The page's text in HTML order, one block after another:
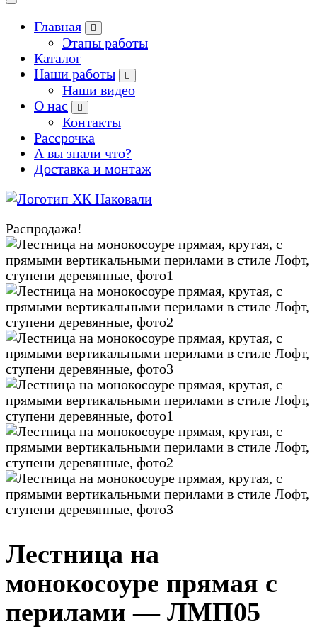
Главная
Этапы работы
Каталог
Наши работы
Наши видео
О нас
Контакты
Рассрочка
А вы знали что?
Доставка и монтаж
Распродажа!
Zoom
Лестница на
монокосоуре прямая с
перилами — ЛМП05